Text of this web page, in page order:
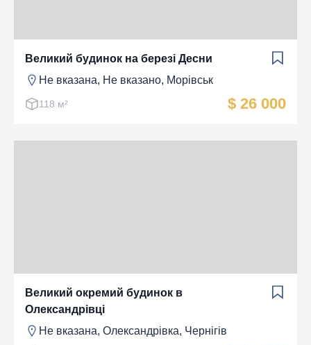
Великий будинок на березі Десни
Не вказана, Не вказано, Морівськ
118 м² $ 26 000
Великий окремий будинок в
Олександрівці
Не вказана, Олександрiвка, Чернігів